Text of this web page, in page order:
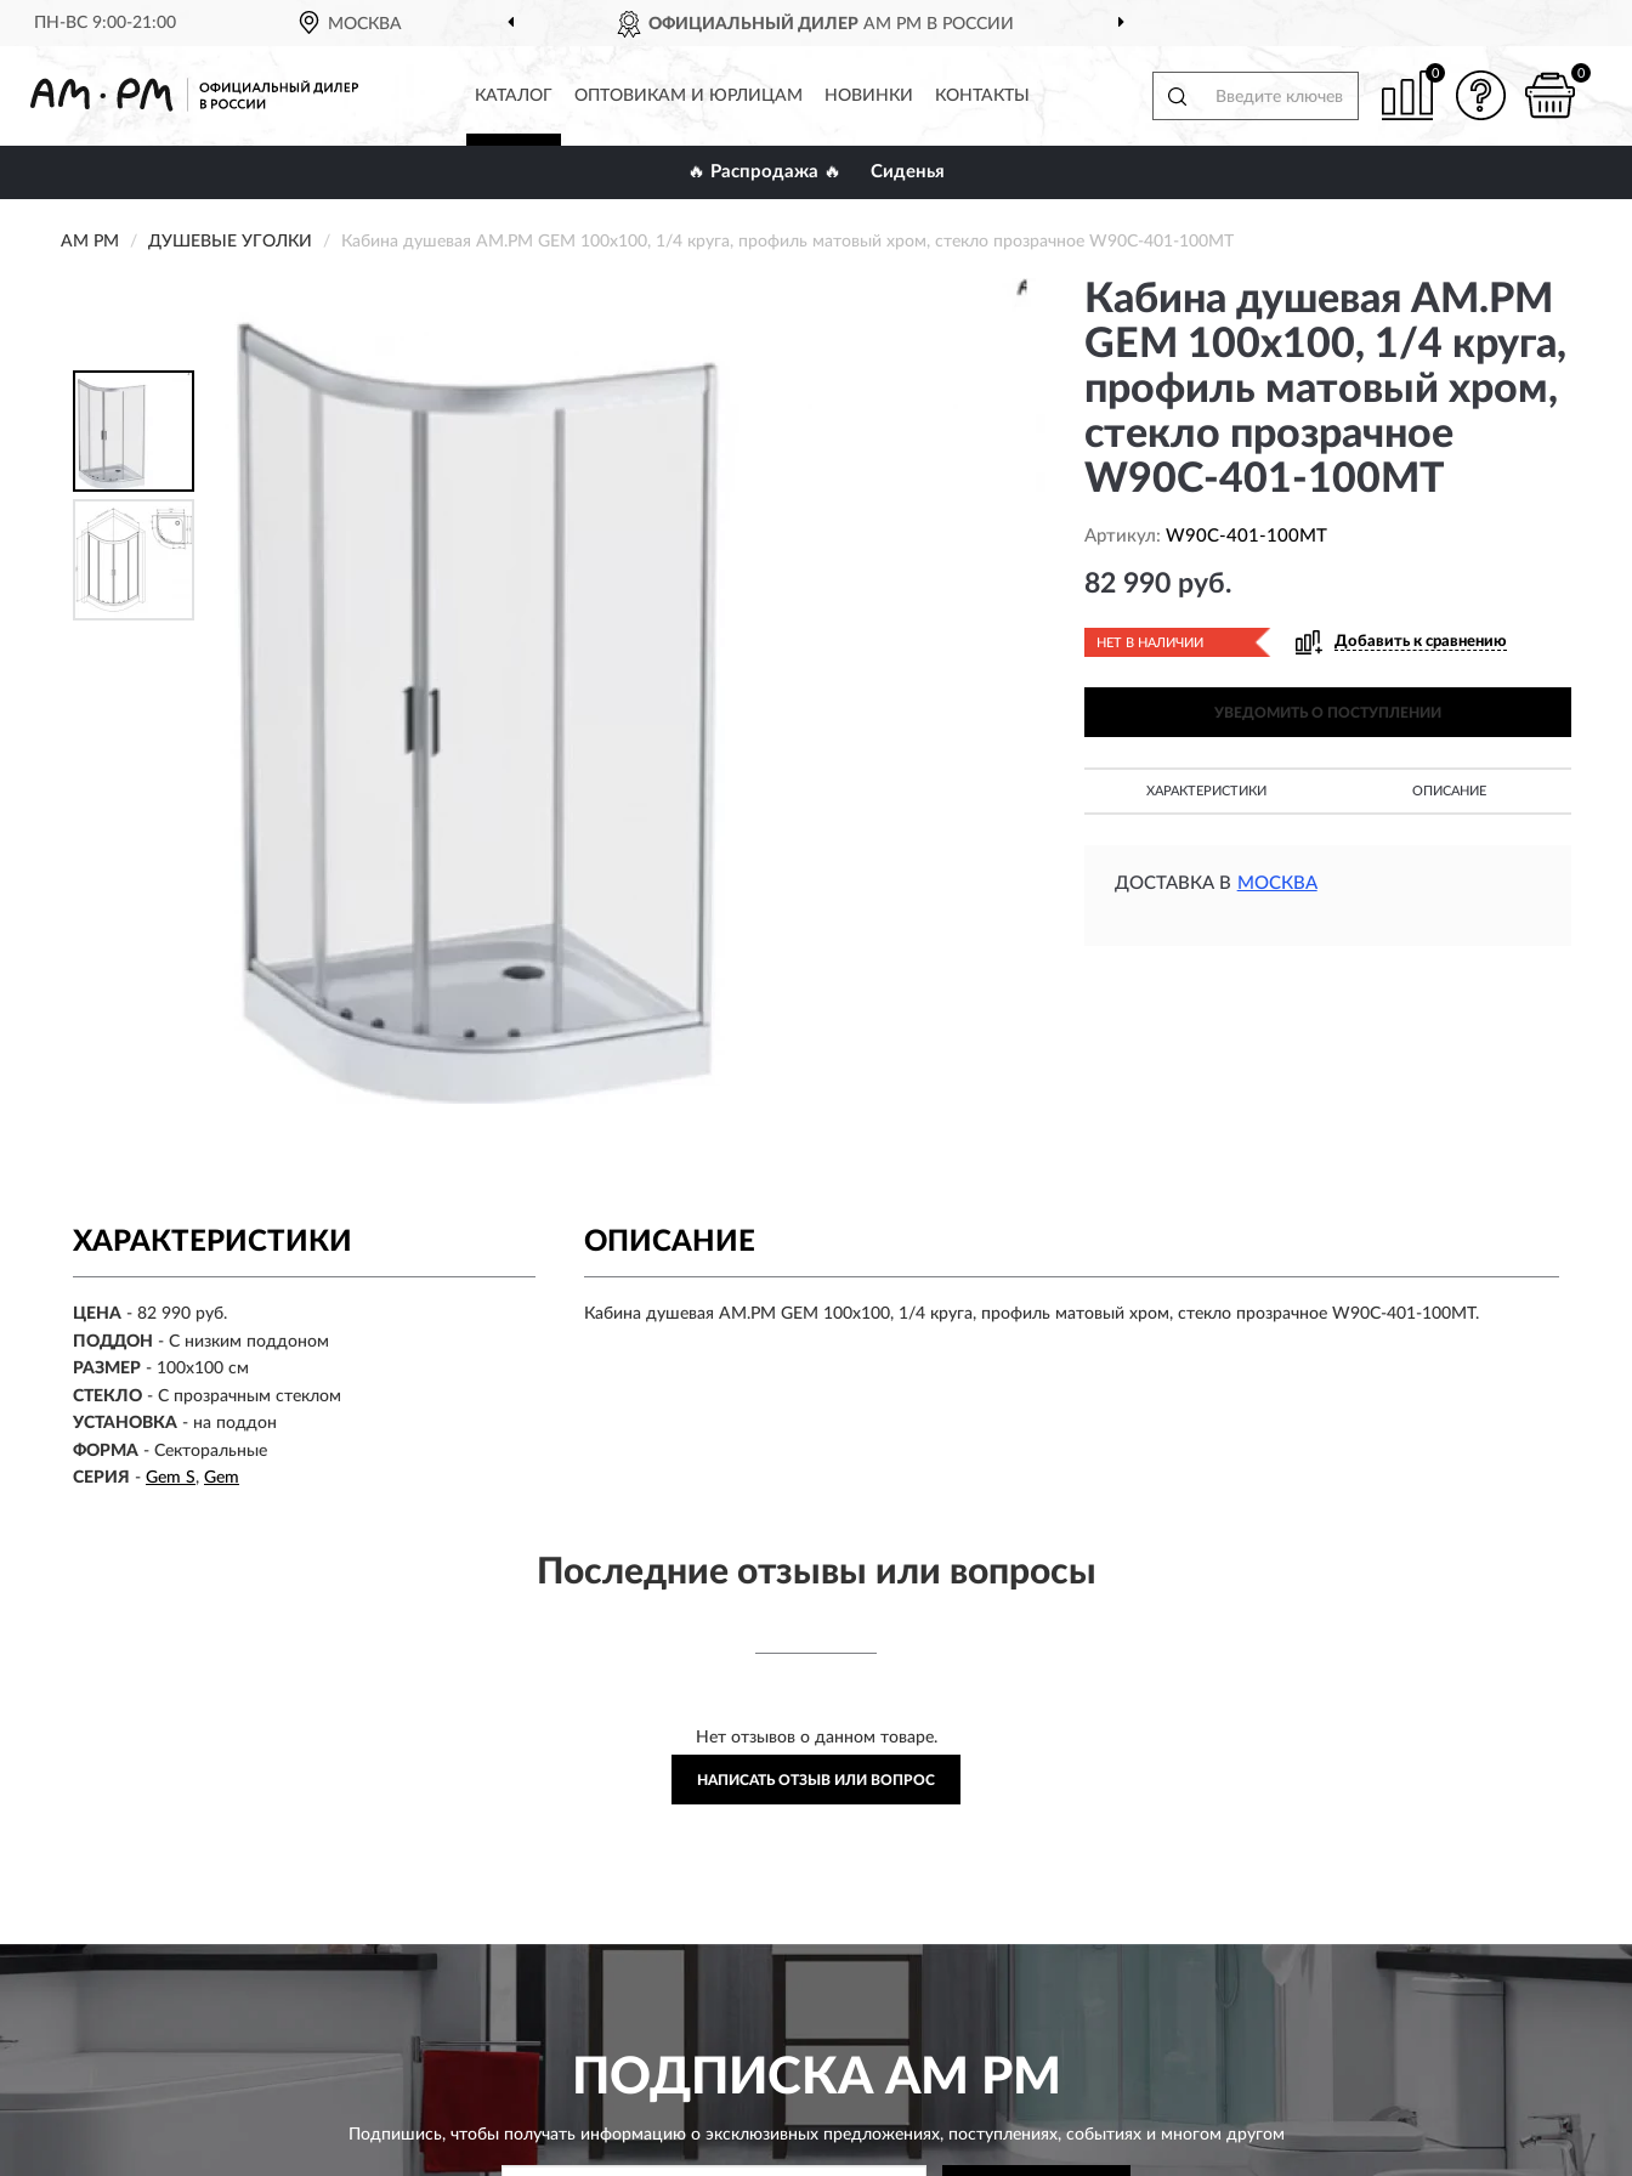
ПН-ВС 9:00-21:00 МОСКВА ОФИЦИАЛЬНЫЙ ДИЛЕР AM PM В РОССИИ
КАТАЛОГ ОПТОВИКАМ И ЮРЛИЦАМ НОВИНКИ КОНТАКТЫ
0 0
🔥 Распродажа 🔥 Сиденья
AM PM ДУШЕВЫЕ УГОЛКИ Кабина душевая AM.PM GEM 100x100, 1/4 круга, профиль матовый хром, стекло прозрачное W90C-401-100MT
Кабина душевая AM.PM
GEM 100x100, 1/4 круга,
профиль матовый хром,
стекло прозрачное
W90C-401-100MT
Артикул: W90C-401-100MT
82 990 руб.
НЕТ В НАЛИЧИИ Добавить к сравнению
УВЕДОМИТЬ О ПОСТУПЛЕНИИ
ХАРАКТЕРИСТИКИ ОПИСАНИЕ
ДОСТАВКА В МОСКВА
ХАРАКТЕРИСТИКИ
ЦЕНА - 82 990 руб.
ПОДДОН - С низким поддоном
РАЗМЕР - 100х100 см
СТЕКЛО - С прозрачным стеклом
УСТАНОВКА - на поддон
ФОРМА - Секторальные
СЕРИЯ - Gem S Gem
ОПИСАНИЕ
Кабина душевая AM.PM GEM 100x100, 1/4 круга, профиль матовый хром, стекло прозрачное W90C-401-100MT.
Последние отзывы или вопросы
Нет отзывов о данном товаре.
НАПИСАТЬ ОТЗЫВ ИЛИ ВОПРОС
ПОДПИСКАAM PM
Подпишись, чтобы получать информацию о эксклюзивных предложениях,поступлениях, событиях и многом другом